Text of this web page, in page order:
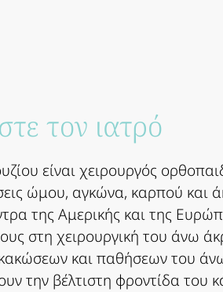
τον ιατρό
είναι χειρουργός
ώμου, αγκώνα, καρπού και
της Αμερικής και της
στη χειρουργική του άνω
και παθήσεων του
την βέλτιστη φροντίδα του